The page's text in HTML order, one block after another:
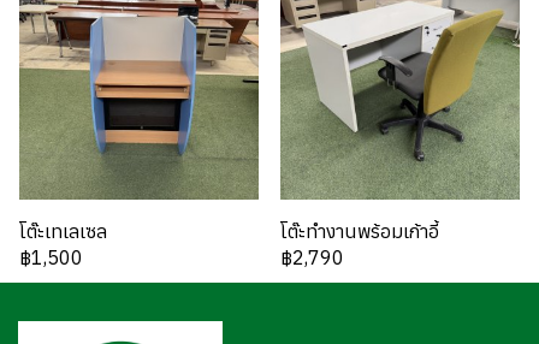
โต๊ะเทเลเซล
฿1,500
โต๊ะทำงานพร้อมเก้าอี้
฿2,790